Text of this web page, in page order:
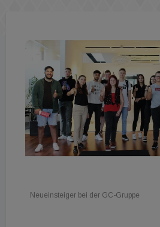
Neueinsteiger bei der GC-Gruppe